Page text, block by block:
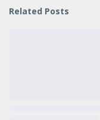
Related Posts